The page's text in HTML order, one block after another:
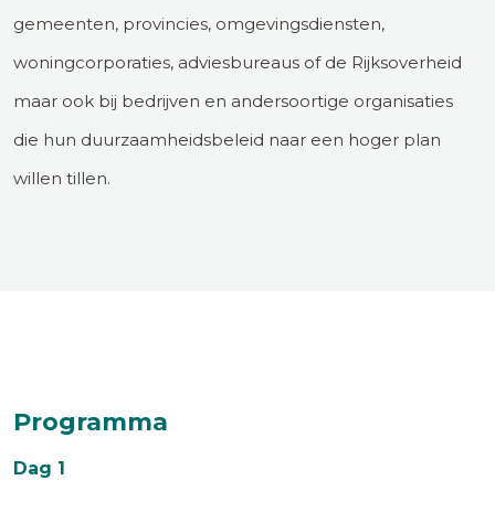
gemeenten, provincies, omgevingsdiensten,
woningcorporaties, adviesbureaus of de Rijksoverheid
maar ook bij bedrijven en andersoortige organisaties
die hun duurzaamheidsbeleid naar een hoger plan
willen tillen.
Programma
Dag 1